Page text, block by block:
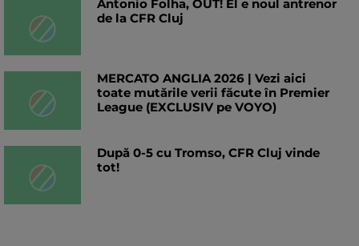
Antonio Folha, OUT! El e noul antrenor
de la CFR Cluj
MERCATO ANGLIA 2026 | Vezi aici
toate mutările verii făcute în Premier
League (EXCLUSIV pe VOYO)
După 0-5 cu Tromso, CFR Cluj vinde
tot!